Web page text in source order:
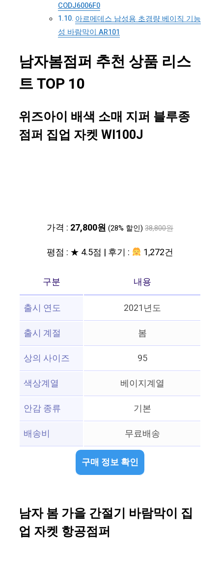
CODJ6006F0
아르메데스 남성용 초경량 베이직 기능
성 바람막이 AR101
남자봄점퍼 추천 상품 리스
트 TOP 10
위즈아이 배색 소매 지퍼 블루종
점퍼 집업 자켓 WI100J
가격 : 27,800원 (28% 할인) 38,800원
평점 : ★ 4.5점 | 후기 : 1,272건
구분
내용
출시 연도
2021년도
출시 계절
봄
상의 사이즈
95
색상계열
베이지계열
안감 종류
기본
배송비
무료배송
구매 정보 확인
남자 봄 가을 간절기 바람막이 집
업 자켓 항공점퍼